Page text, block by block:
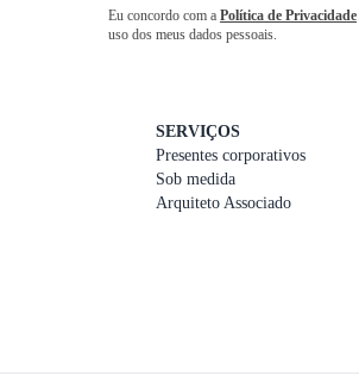
Eu concordo com a Política de Privacidade
uso dos meus dados pessoais.
SERVIÇOS
Presentes corporativos
Sob medida
Arquiteto Associado